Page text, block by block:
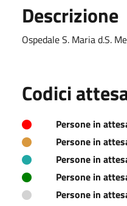
Descrizione
Ospedale S. Maria d.S.
Codici
Persone in
Persone in
Persone in
Persone in
Persone in